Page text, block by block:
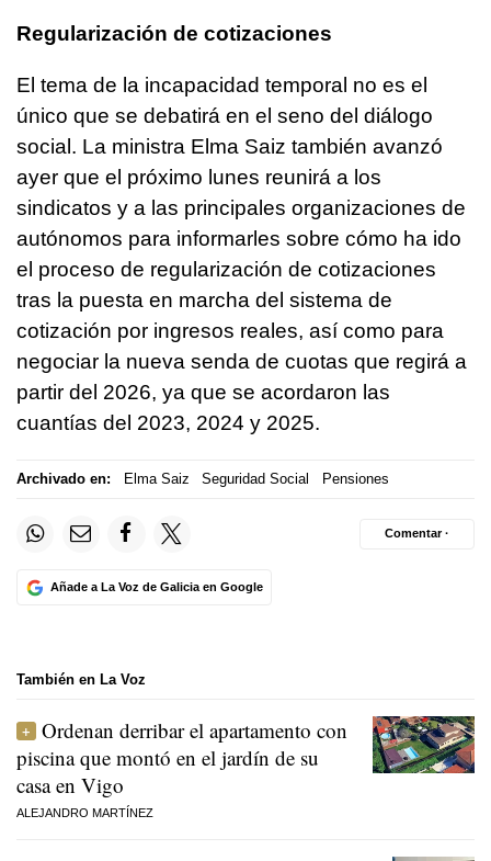
Regularización de cotizaciones
El tema de la incapacidad temporal no es el
único que se debatirá en el seno del diálogo
social. La ministra Elma Saiz también avanzó
ayer que el próximo lunes reunirá a los
sindicatos y a las principales organizaciones de
autónomos para informarles sobre cómo ha ido
el proceso de regularización de cotizaciones
tras la puesta en marcha del sistema de
cotización por ingresos reales, así como para
negociar la nueva senda de cuotas que regirá a
partir del 2026, ya que se acordaron las
cuantías del 2023, 2024 y 2025.
Archivado en: Elma Saiz Seguridad Social Pensiones
Añade a La Voz de Galicia en Google
Comentar ·
También en La Voz
Ordenan derribar el apartamento con
piscina que montó en el jardín de su
casa en Vigo
ALEJANDRO MARTÍNEZ